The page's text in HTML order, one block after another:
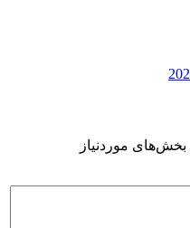
بخش‌های موردنیاز